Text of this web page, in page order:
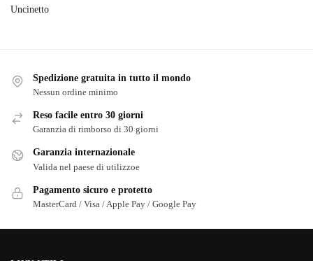
Uncinetto
Spedizione gratuita in tutto il mondo
Nessun ordine minimo
Reso facile entro 30 giorni
Garanzia di rimborso di 30 giorni
Garanzia internazionale
Valida nel paese di utilizzoe
Pagamento sicuro e protetto
MasterCard / Visa / Apple Pay / Google Pay